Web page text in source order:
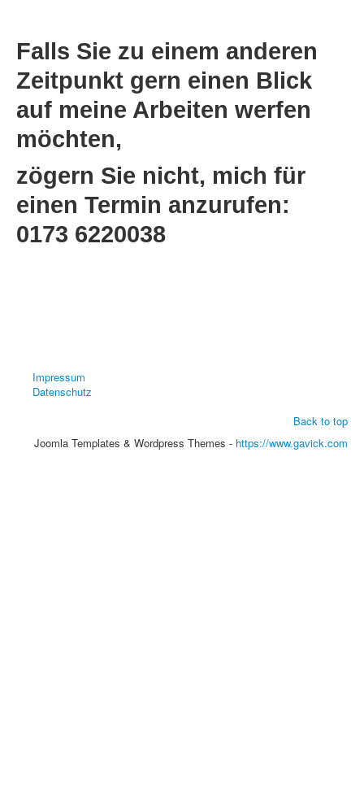
Falls Sie zu einem anderen
Zeitpunkt gern einen Blick
auf meine Arbeiten werfen
möchten,
zögern Sie nicht, mich für
einen Termin anzurufen:
0173 6220038
Impressum
Datenschutz
Back to top
Joomla Templates & Wordpress Themes - https://www.gavick.com